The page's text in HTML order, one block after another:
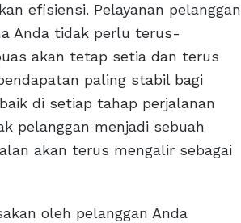
efisiensi. Pelayanan pelanggan
Anda tidak perlu terus-
akan tetap setia dan terus
paling stabil bagi
di setiap tahap perjalanan
pelanggan menjadi sebuah
akan terus mengalir sebagai
oleh pelanggan Anda